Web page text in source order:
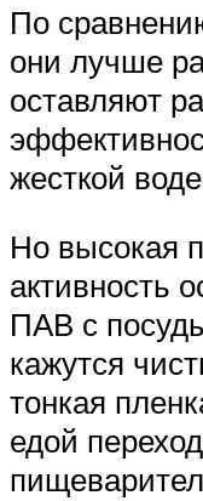
По
они лучше
оставляют
жесткой
Но высокая
активность
ПАВ с
кажутся
тонкая
едой